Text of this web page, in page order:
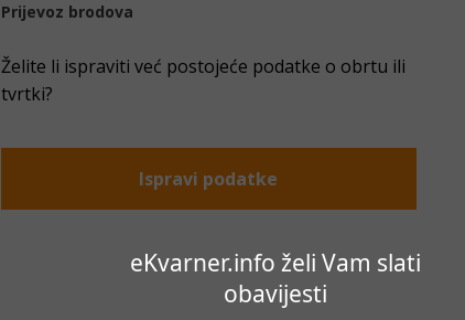
eKvarner.info želi Vam slati
obavijesti
Prijevoz brodova
Želite li ispraviti već postojeće podatke o obrtu ili
tvrtki?
Ispravi podatke